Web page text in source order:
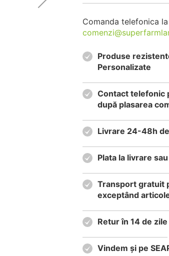
Comanda telefonica la
Produse
Personalizate
Contact telefonic
după plasarea
Livrare 24-48h
Plata la livrare
Transport gratuit
exceptând
Retur în 14 de zile
Vindem și pe